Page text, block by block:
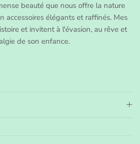
beauté que nous offre la nature
accessoires élégants et raffinés. Mes
et invitent à l'évasion, au rêve et
de son enfance.